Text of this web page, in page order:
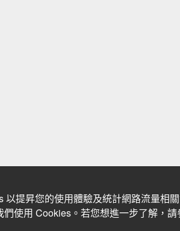
以提昇您的使用體驗及統計網路流量相
們使用 Cookies。若您想進一步了解，